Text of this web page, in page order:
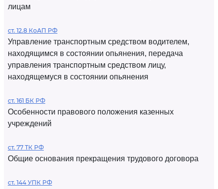
лицам
ст. 12.8 КоАП РФ
Управление транспортным средством водителем,
находящимся в состоянии опьянения, передача
управления транспортным средством лицу,
находящемуся в состоянии опьянения
ст. 161 БК РФ
Особенности правового положения казенных
учреждений
ст. 77 ТК РФ
Общие основания прекращения трудового договора
ст. 144 УПК РФ